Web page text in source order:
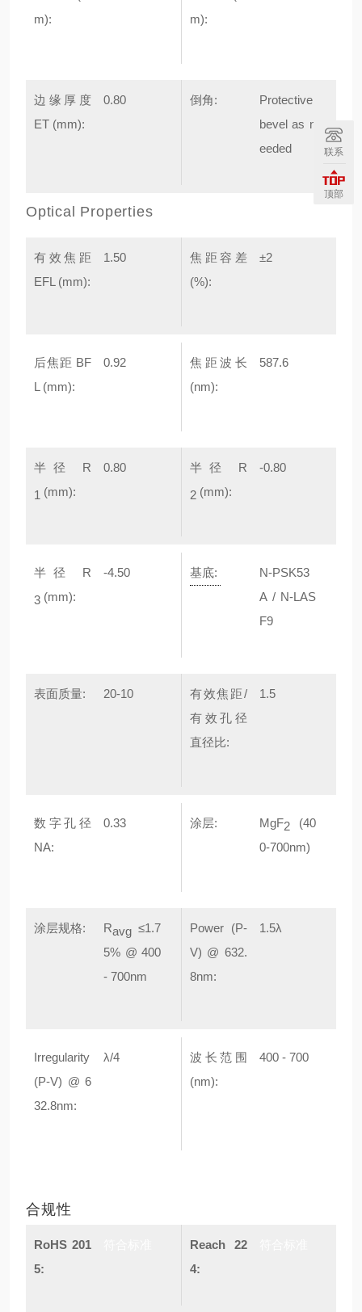
m):
m):
边缘厚度
ET (mm):
0.80 倒角:
Protective
bevel as n
eeded
Optical Properties
有效焦距
EFL (mm):
1.50
焦距容差
(%):
±2
后焦距 BF
L (mm):
0.92
焦距波长
(nm):
587.6
半径 R
1 (mm):
0.80
半径 R
2 (mm):
-0.80
半径 R
3 (mm):
-4.50 基底:
N-PSK53
A / N-LAS
F9
表面质量: 20-10
有效焦距/
有效孔径
直径比:
1.5
数字孔径
NA:
0.33 涂层: MgF2(40
0-700nm)
涂层规格: Ravg ≤1.7
5% @ 400
- 700nm
Power (P-
V) @ 632.
8nm:
1.5λ
Irregularity
(P-V) @ 6
32.8nm:
λ/4
波长范围
(nm):
400 - 700
合规性
RoHS 201
5:
Reach 22
4:
联系
顶部